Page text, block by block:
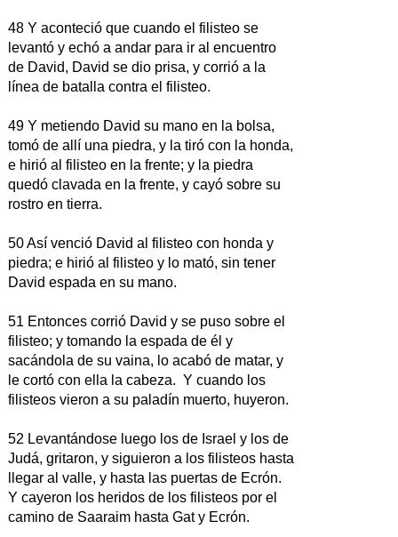
48 Y aconteció que cuando el filisteo se
levantó y echó a andar para ir al encuentro
de David, David se dio prisa, y corrió a la
línea de batalla contra el filisteo.
49 Y metiendo David su mano en la bolsa,
tomó de allí una piedra, y la tiró con la honda,
e hirió al filisteo en la frente; y la piedra
quedó clavada en la frente, y cayó sobre su
rostro en tierra.
50 Así venció David al filisteo con honda y
piedra; e hirió al filisteo y lo mató, sin tener
David espada en su mano.
51 Entonces corrió David y se puso sobre el
filisteo; y tomando la espada de él y
sacándola de su vaina, lo acabó de matar, y
le cortó con ella la cabeza. Y cuando los
filisteos vieron a su paladín muerto, huyeron.
52 Levantándose luego los de Israel y los de
Judá, gritaron, y siguieron a los filisteos hasta
llegar al valle, y hasta las puertas de Ecrón.
Y cayeron los heridos de los filisteos por el
camino de Saaraim hasta Gat y Ecrón.